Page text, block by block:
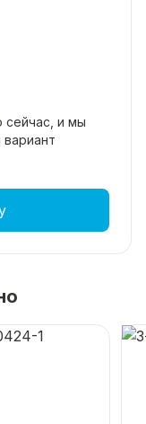
сейчас, и мы